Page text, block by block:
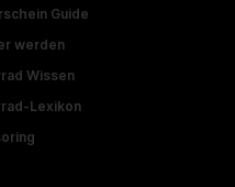
Guide
werden
Wissen
Lexikon